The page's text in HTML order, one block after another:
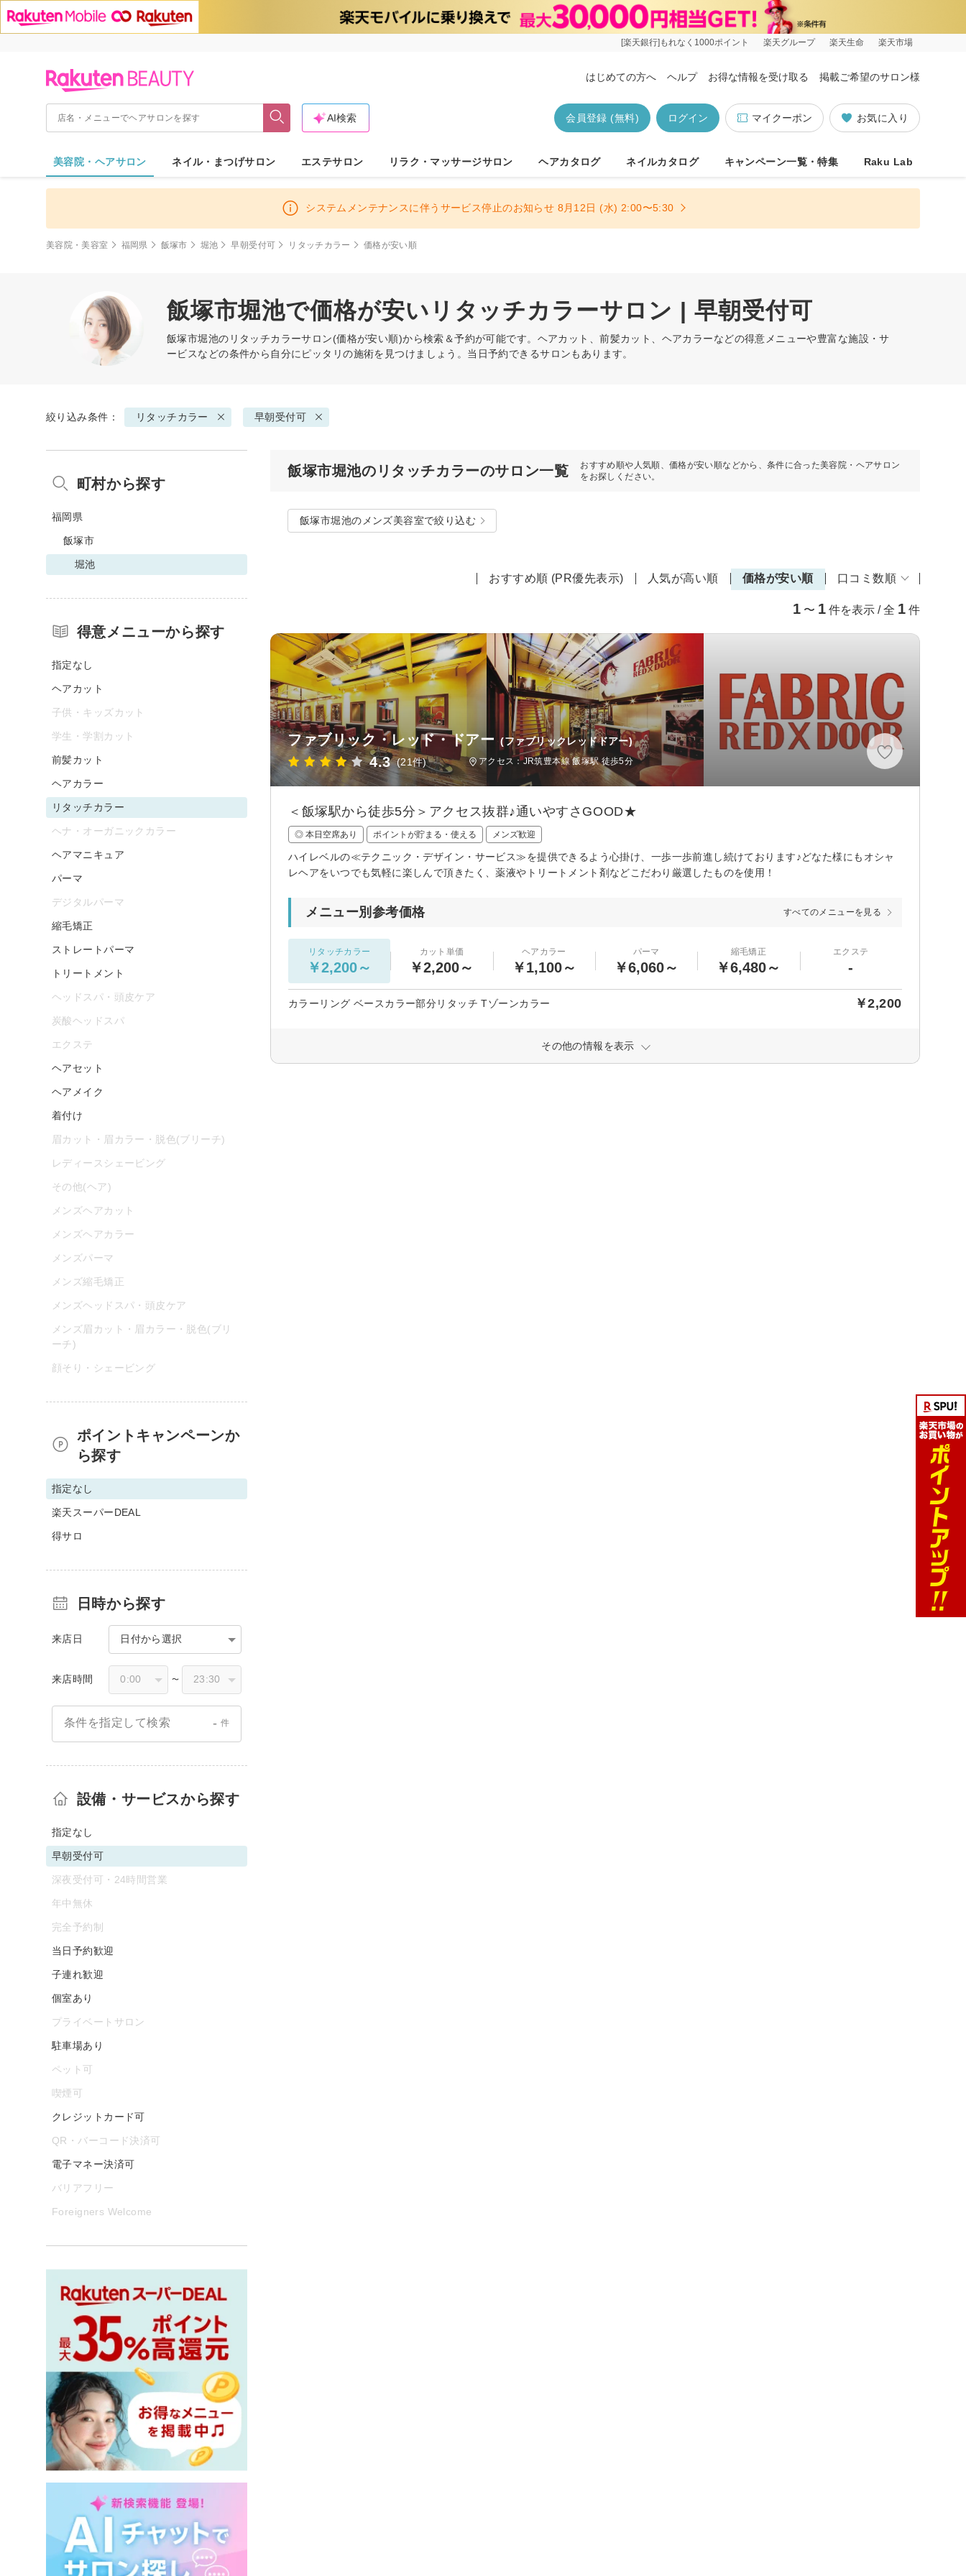
[楽天銀行]もれなく1000ポイント 楽天グループ 楽天生命 楽天市場
はじめての方へ ヘルプ お得な情報を受け取る 掲載ご希望のサロン様
お気に入り
マイクーポン
ログイン
会員登録 (無料)
AI検索
美容院・ヘアサロン ネイル・まつげサロン エステサロン リラク・マッサージサロン ヘアカタログ ネイルカタログ キャンペーン一覧・特集 Raku Lab
システムメンテナンスに伴うサービス停止のお知らせ 8月12日 (水) 2:00〜5:30
美容院・美容室 福岡県 飯塚市 堀池 早朝受付可 リタッチカラー 価格が安い順
飯塚市堀池で価格が安いリタッチカラーサロン | 早朝受付可
飯塚市堀池の リタッチカラーサロン(価格が安い順)から検索＆予約が可能です。ヘアカット、前髪カット、ヘアカラーなどの得意メニューや豊富な施設・サ
ービスなどの条件から自分にピッタリの施術を見つけましょう。当日予約できるサロンもあります。
絞り込み条件： リタッチカラー 早朝受付可
飯塚市堀池のリタッチカラーのサロン一覧
おすすめ順や人気順、価格が安い順などから、条件に合った美容院・ヘアサロン
をお探しください。
飯塚市堀池のメンズ美容室で絞り込む
おすすめ順 (PR優先表示) 人気が高い順 価格が安い順 口コミ数順
1 〜 1 件を表示 / 全 1 件
ファブリック・レッド・ドアー (ファブリックレッドドアー)
4.3 (21件) アクセス：JR筑豊本線 飯塚駅 徒歩5分
＜飯塚駅から徒歩5分＞アクセス抜群♪通いやすさGOOD★
◎ 本日空席あり ポイントが貯まる・使える メンズ歓迎
ハイレベルの≪テクニック・デザイン・サービス≫を提供できるよう心掛け、一歩一歩前進し続けております♪どなた様にもオシャ
レヘアをいつでも気軽に楽しんで頂きたく、薬液やトリートメント剤などこだわり厳選したものを使用！
メニュー別参考価格 すべてのメニューを見る
リタッチカラー
￥2,200～
カット単価
￥2,200～
ヘアカラー
￥1,100～
パーマ
￥6,060～
縮毛矯正
￥6,480～
エクステ
-
カラーリング ベースカラー部分リタッチ Tゾーンカラー ￥2,200
その他の情報を表示
町村から探す
福岡県
飯塚市
堀池
得意メニューから探す
指定なし
ヘアカット
子供・キッズカット
学生・学割カット
前髪カット
ヘアカラー
リタッチカラー
ヘナ・オーガニックカラー
ヘアマニキュア
パーマ
デジタルパーマ
縮毛矯正
ストレートパーマ
トリートメント
ヘッドスパ・頭皮ケア
炭酸ヘッドスパ
エクステ
ヘアセット
ヘアメイク
着付け
眉カット・眉カラー・脱色(ブリーチ)
レディースシェービング
その他(ヘア)
メンズヘアカット
メンズヘアカラー
メンズパーマ
メンズ縮毛矯正
メンズヘッドスパ・頭皮ケア
メンズ眉カット・眉カラー・脱色(ブリ
ーチ)
顔そり・シェービング
ポイントキャンペーンか
ら探す
指定なし
楽天スーパーDEAL
得サロ
日時から探す
来店日 日付から選択
来店時間 〜
条件を指定して検索 - 件
設備・サービスから探す
指定なし
早朝受付可
深夜受付可・24時間営業
年中無休
完全予約制
当日予約歓迎
子連れ歓迎
個室あり
プライベートサロン
駐車場あり
ペット可
喫煙可
クレジットカード可
QR・バーコード決済可
電子マネー決済可
バリアフリー
Foreigners Welcome